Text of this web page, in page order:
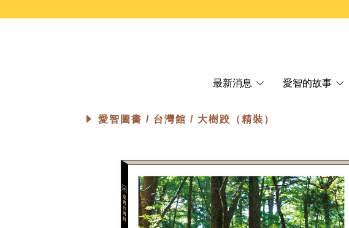
最新消息 愛智的故事
愛智圖書 / 台灣館/ 大樹跤（精裝）